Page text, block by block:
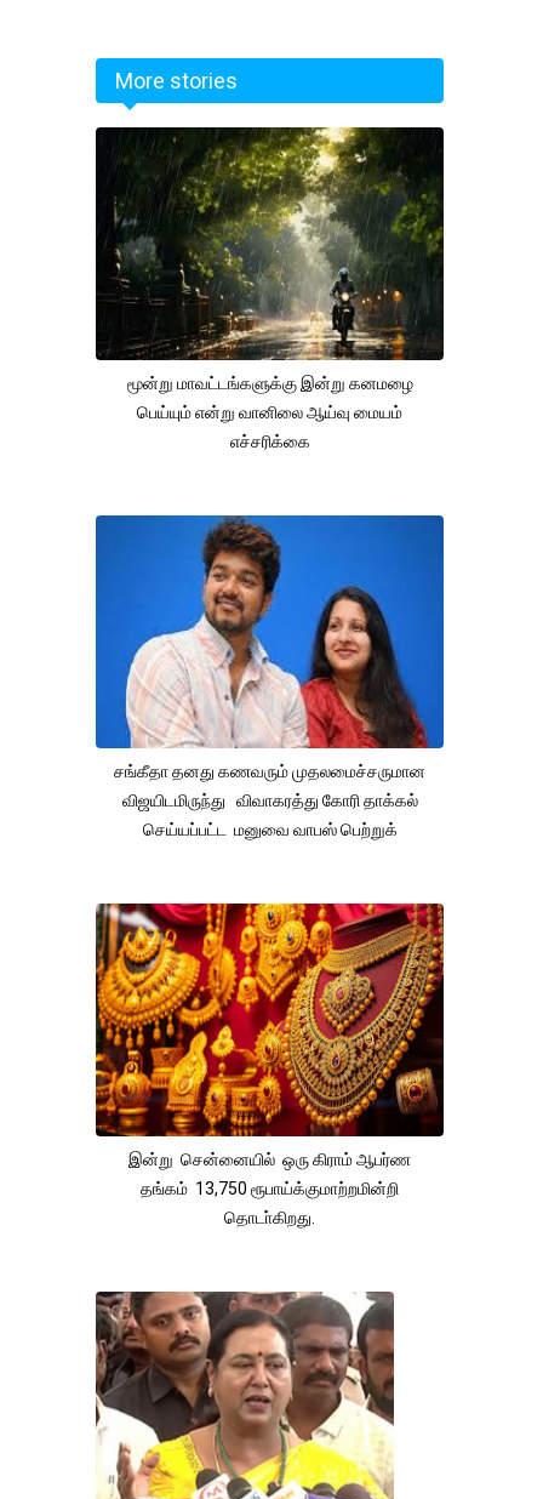
More stories
மூன்று மாவட்டங்களுக்கு இன்று கனமழை
பெய்யும் என்று வானிலை ஆய்வு மையம்
எச்சரிக்கை
சங்கீதா தனது கணவரும் முதலமைச்சருமான
விஜயிடமிருந்து விவாகரத்து கோரி தாக்கல்
செய்யப்பட்ட மனுவை வாபஸ் பெற்றுக்
இன்று சென்னையில் ஒரு கிராம் ஆபர்ண
தங்கம் 13,750 ரூபாய்க்குமாற்றமின்றி
தொடா்கிறது.